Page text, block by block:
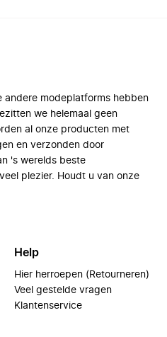
andere modeplatforms hebben
we helemaal geen
al onze producten met
en verzonden door
's werelds beste
plezier. Houdt u van onze
Help
Hier herroepen (Retourneren)
Veel gestelde vragen
Klantenservice